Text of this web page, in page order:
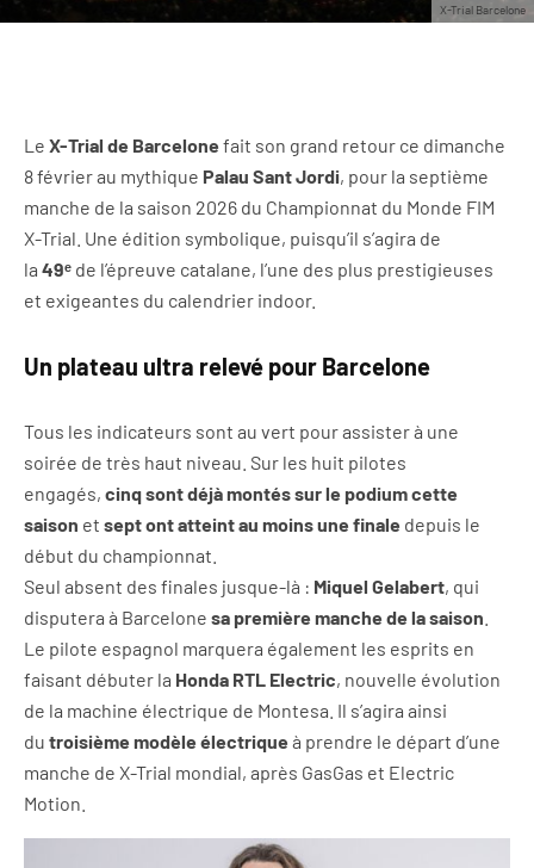
X-Trial Barcelone
Le X-Trial de Barcelone fait son grand retour ce dimanche
8 février au mythique Palau Sant Jordi, pour la septième
manche de la saison 2026 du Championnat du Monde FIM
X-Trial. Une édition symbolique, puisqu’il s’agira de
la 49ᵉ de l’épreuve catalane, l’une des plus prestigieuses
et exigeantes du calendrier indoor.
Un plateau ultra relevé pour Barcelone
Tous les indicateurs sont au vert pour assister à une
soirée de très haut niveau. Sur les huit pilotes
engagés, cinq sont déjà montés sur le podium cette
saison et sept ont atteint au moins une finale depuis le
début du championnat.
Seul absent des finales jusque-là : Miquel Gelabert, qui
disputera à Barcelone sa première manche de la saison
Le pilote espagnol marquera également les esprits en
faisant débuter la Honda RTL Electric, nouvelle évolution
de la machine électrique de Montesa. Il s’agira ainsi
du troisième modèle électrique à prendre le départ d’une
manche de X-Trial mondial, après GasGas et Electric
Motion.